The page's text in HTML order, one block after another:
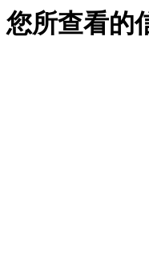
您所查看的